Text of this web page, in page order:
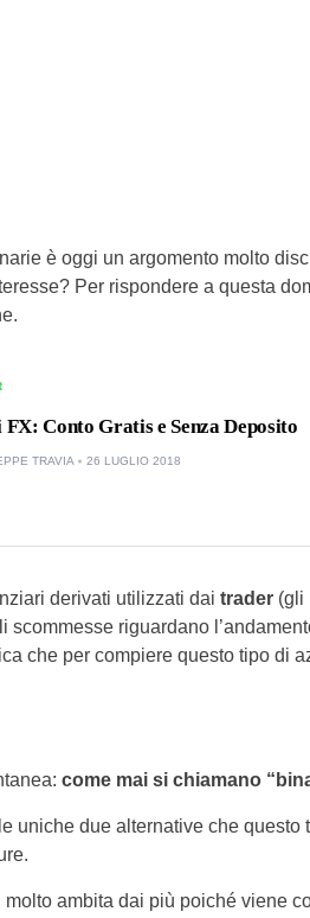
è oggi un argomento molto
Per rispondere a questa
FX: Conto Gratis e Senza Deposito
TRAVIA 26 LUGLIO 2018
derivati utilizzati dai trader(gli
scommesse riguardano
che per compiere questo tipo di
come mai si chiamano
uniche due alternative che questo
ambita dai più poiché viene